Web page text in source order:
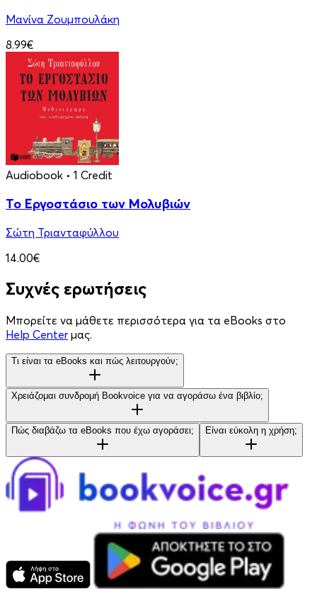
Μανίνα Ζουμπουλάκη
8.99€
Audiobook • 1 Credit
Το Εργοστάσιο των Μολυβιών
Σώτη Τριανταφύλλου
14.00€
Συχνές ερωτήσεις
Μπορείτε να μάθετε περισσότερα για τα eBooks στο
Help Center μας.
Τι είναι τα eBooks και πώς λειτουργούν;
Χρειάζομαι συνδρομή Bookvoice για να αγοράσω ένα βιβλίο;
Πώς διαβάζω τα eBooks που έχω αγοράσει; Είναι εύκολη η χρήση;